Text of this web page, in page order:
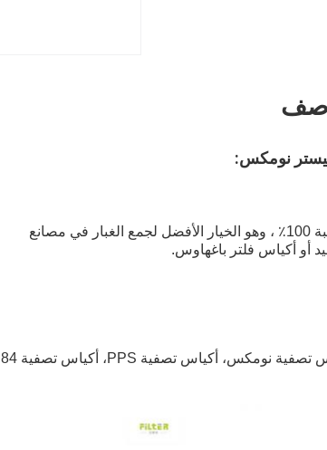
نومكس:
يتم تصنيع أكياس فلتر نومكس من ألياف الميتاراميد / نومكس بنسبة 100٪ ، وهو الخيار الأفضل لجمع الغبار في مصانع
أو أكياس فلتر باغهاوس.